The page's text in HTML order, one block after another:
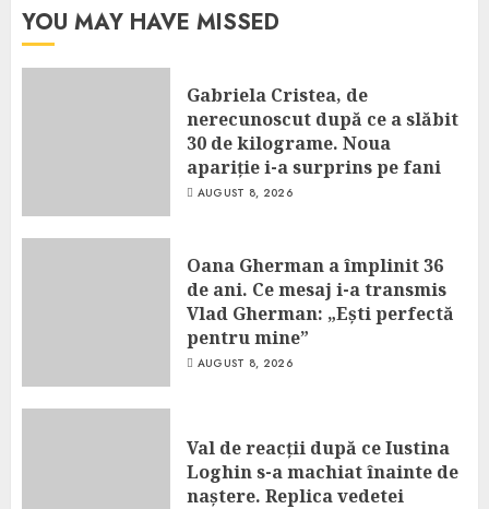
YOU MAY HAVE MISSED
Gabriela Cristea, de
nerecunoscut după ce a slăbit
30 de kilograme. Noua
apariție i-a surprins pe fani
AUGUST 8, 2026
Oana Gherman a împlinit 36
de ani. Ce mesaj i-a transmis
Vlad Gherman: „Ești perfectă
pentru mine”
AUGUST 8, 2026
Val de reacții după ce Iustina
Loghin s-a machiat înainte de
naștere. Replica vedetei